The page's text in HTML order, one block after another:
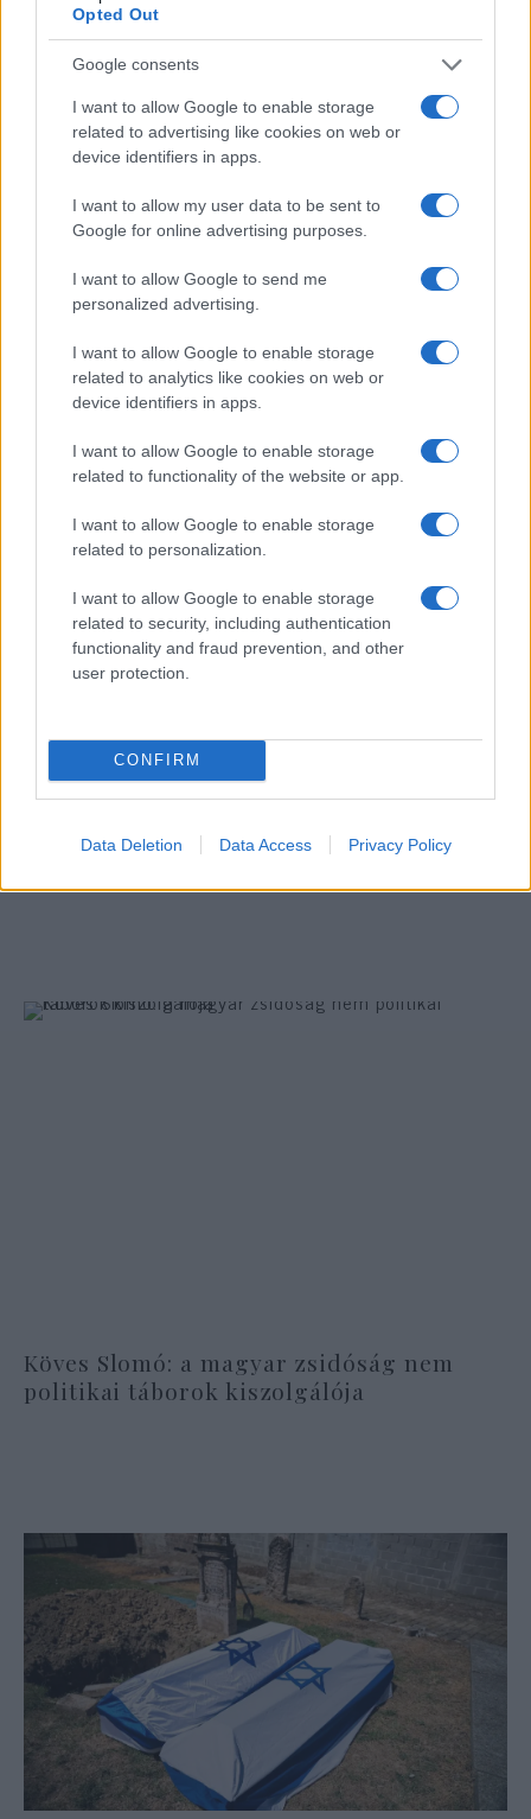
Opted Out
Google consents
I want to allow Google to enable storage
related to advertising like cookies on web or
device identifiers in apps.
I want to allow my user data to be sent to
Google for online advertising purposes.
I want to allow Google to send me
personalized advertising.
I want to allow Google to enable storage
related to analytics like cookies on web or
device identifiers in apps.
I want to allow Google to enable storage
related to functionality of the website or app.
I want to allow Google to enable storage
related to personalization.
I want to allow Google to enable storage
related to security, including authentication
functionality and fraud prevention, and other
user protection.
CONFIRM
Data Deletion Data Access Privacy Policy
adatai szerint 23741 férfi és nő vesztette
életét a haza védelme közben, de ez a szám a
hétvégi rakétatámadások nyomán 23745-re
nőtt.
Az elmúlt egy évben 56 névvel bővült az
elesett katonák listája. Izrael megalapítása
óta 3154 civil halt meg ellenséges
cselekményekben. Az áldozatok közül 120
külföldi állampolgár volt, míg 100 izraelit
külföldi merényletekben öltek meg.
Megházasodott Köves Slomó rabbi
Köves Slomó: a magyar zsidóság nem
politikai táborok kiszolgálója